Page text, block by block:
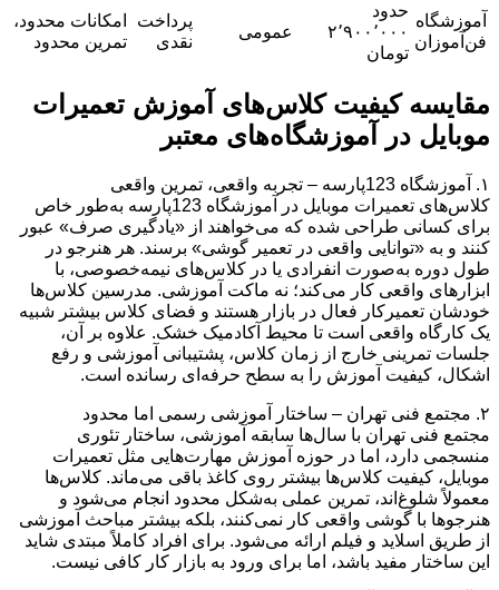
آموزشگاه
فن‌آموزان
حدود
۲٬۹۰۰٬۰۰۰
تومان
عمومی
پرداخت
نقدی
امکانات محدود،
تمرین محدود
مقایسه کیفیت کلاس‌های آموزش تعمیرات
موبایل در آموزشگاه‌های معتبر
۱. آموزشگاه 123پارسه – تجربه واقعی، تمرین واقعی
کلاس‌های تعمیرات موبایل در آموزشگاه 123پارسه به‌طور خاص
برای کسانی طراحی شده که می‌خواهند از «یادگیری صرف» عبور
کنند و به «توانایی واقعی در تعمیر گوشی» برسند. هر هنرجو در
طول دوره به‌صورت انفرادی یا در کلاس‌های نیمه‌خصوصی، با
ابزارهای واقعی کار می‌کند؛ نه ماکت آموزشی. مدرسین کلاس‌ها
خودشان تعمیرکار فعال در بازار هستند و فضای کلاس بیشتر شبیه
یک کارگاه واقعی است تا محیط آکادمیک خشک. علاوه بر آن،
جلسات تمرینی خارج از زمان کلاس، پشتیبانی آموزشی و رفع
اشکال، کیفیت آموزش را به سطح حرفه‌ای رسانده است.
۲. مجتمع فنی تهران – ساختار آموزشی رسمی اما محدود
مجتمع فنی تهران با سال‌ها سابقه آموزشی، ساختار تئوری
منسجمی دارد، اما در حوزه آموزش مهارت‌هایی مثل تعمیرات
موبایل، کیفیت کلاس‌ها بیشتر روی کاغذ باقی می‌ماند. کلاس‌ها
معمولاً شلوغ‌اند، تمرین عملی به‌شکل محدود انجام می‌شود و
هنرجوها با گوشی واقعی کار نمی‌کنند، بلکه بیشتر مباحث آموزشی
از طریق اسلاید و فیلم ارائه می‌شود. برای افراد کاملاً مبتدی شاید
این ساختار مفید باشد، اما برای ورود به بازار کار کافی نیست.